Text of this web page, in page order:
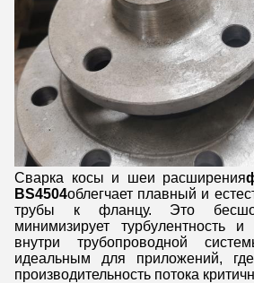
Сварка косы и шеи расширения
BS4504облегчает плавный и
трубы к фланцу. Это
минимизирует турбулентность
внутри трубопроводной
идеальным для приложений,
производительность потока